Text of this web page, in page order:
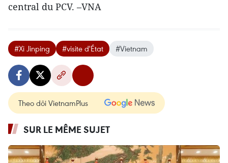
central du PCV. –VNA
#Xi Jinping #visite d'État #Vietnam
Theo dõi VietnamPlus
SUR LE MÊME SUJET